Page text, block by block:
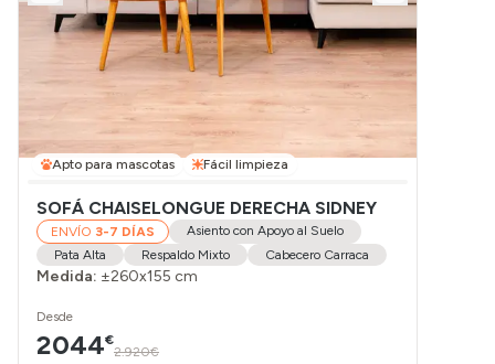
Apto para mascotas Fácil limpieza
SOFÁ CHAISELONGUE DERECHA SIDNEY
ENVÍO 3-7 DÍAS
Asiento con Apoyo al Suelo
Pata Alta
Respaldo Mixto Cabecero Carraca
Medida: ±260x155 cm
Desde
2044€
2.920€